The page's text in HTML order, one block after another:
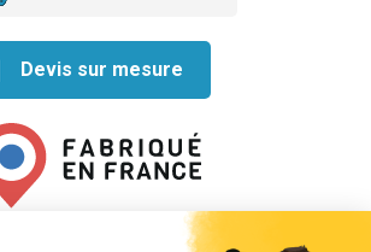
Devis sur mesure
nos idées créatives